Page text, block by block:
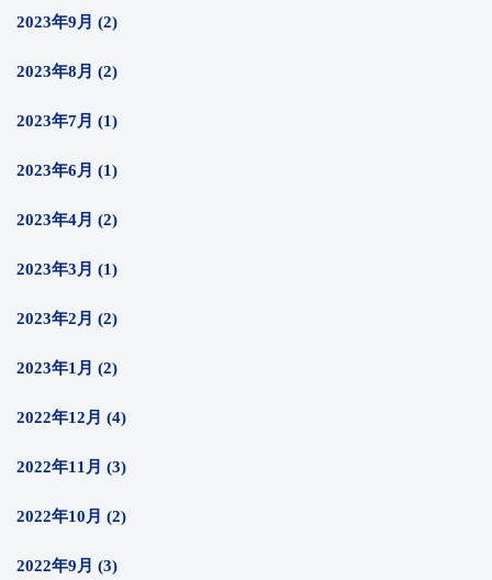
2023年9月 (2)
2023年8月 (2)
2023年7月 (1)
2023年6月 (1)
2023年4月 (2)
2023年3月 (1)
2023年2月 (2)
2023年1月 (2)
2022年12月 (4)
2022年11月 (3)
2022年10月 (2)
2022年9月 (3)